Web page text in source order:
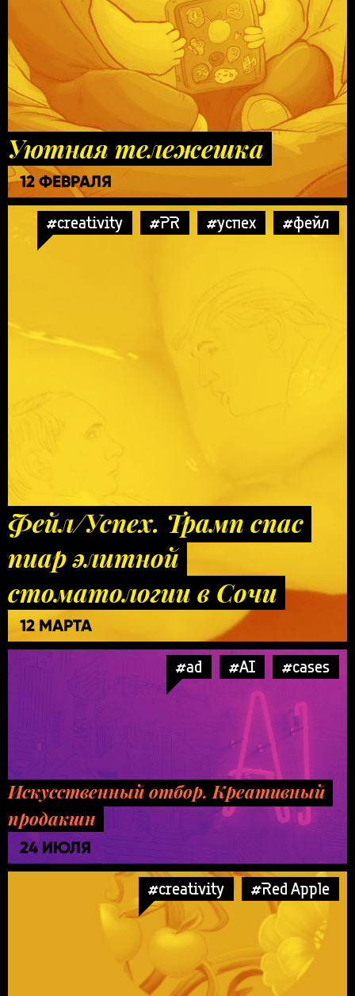
Уютная тележешка
12 ФЕВРАЛЯ
#creativity #PR #успех #фейл
Фейл/Успех. Трамп спас
пиар элитной
стоматологии в Сочи
12 МАРТА
#ad #AI #cases
Искусственный отбор. Креативный
продакшн
24 ИЮЛЯ
#creativity #Red Apple